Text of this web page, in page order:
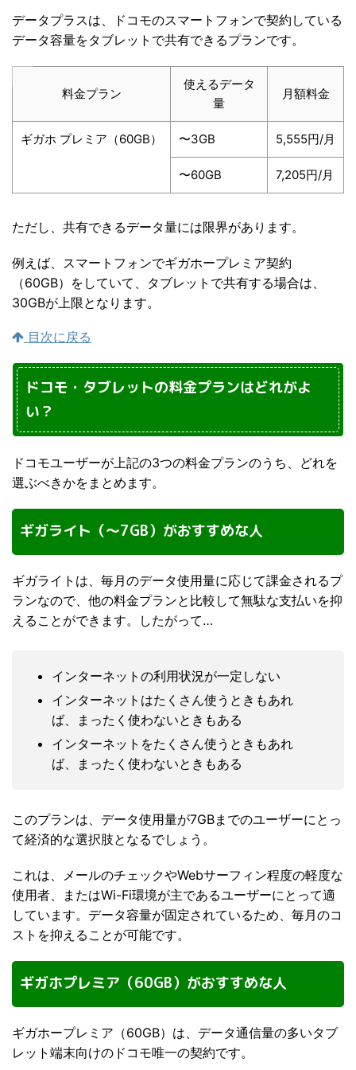
データプラスは、ドコモのスマートフォンで契約している
データ容量をタブレットで共有できるプランです。
料金プラン
使えるデータ
量
月額料金
ギガホ プレミア（60GB） 〜3GB 5,555円/月
〜60GB 7,205円/月
ただし、共有できるデータ量には限界があります。
例えば、スマートフォンでギガホープレミア契約
（60GB）をしていて、タブレットで共有する場合は、
30GBが上限となります。
目次に戻る
ドコモ・タブレットの料金プランはどれがよ
い？
ドコモユーザーが上記の3つの料金プランのうち、どれを
選ぶべきかをまとめます。
ギガライト（〜7GB）がおすすめな人
ギガライトは、毎月のデータ使用量に応じて課金されるプ
ランなので、他の料金プランと比較して無駄な支払いを抑
えることができます。したがって…
インターネットの利用状況が一定しない
インターネットはたくさん使うときもあれ
ば、まったく使わないときもある
インターネットをたくさん使うときもあれ
ば、まったく使わないときもある
このプランは、データ使用量が7GBまでのユーザーにとっ
て経済的な選択肢となるでしょう。
これは、メールのチェックやWebサーフィン程度の軽度な
使用者、またはWi-Fi環境が主であるユーザーにとって適
しています。データ容量が固定されているため、毎月のコ
ストを抑えることが可能です。
ギガホプレミア（60GB）がおすすめな人
ギガホープレミア（60GB）は、データ通信量の多いタブ
レット端末向けのドコモ唯一の契約です。